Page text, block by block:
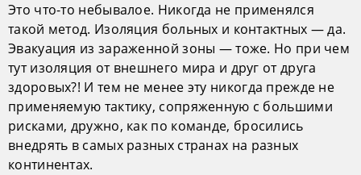
Это что-то небывалое. Никогда не применялся
такой метод. Изоляция больных и контактных — да.
Эвакуация из зараженной зоны — тоже. Но при чем
тут изоляция от внешнего мира и друг от друга
здоровых?! И тем не менее эту никогда прежде не
применяемую тактику, сопряженную с большими
рисками, дружно, как по команде, бросились
внедрять в самых разных странах на разных
континентах.